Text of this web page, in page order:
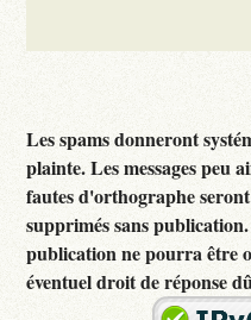
Les spams donneront
plainte. Les messages peu
fautes d'orthographe
supprimés sans
publication ne pourra être
éventuel droit de réponse